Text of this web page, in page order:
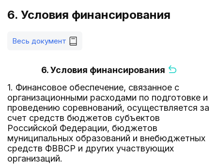
6. Условия финансирования
Весь документ
6. Условия финансирования
1. Финансовое обеспечение, связанное с
организационными расходами по подготовке и
проведению соревнований, осуществляется за
счет средств бюджетов субъектов
Российской Федерации, бюджетов
муниципальных образований и внебюджетных
средств ФВВСР и других участвующих
организаций.